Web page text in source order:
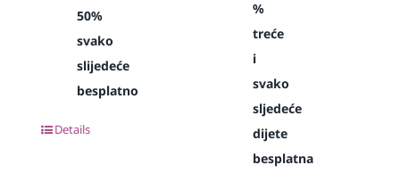
50%
svako
slijedeće
besplatno
Details
%
treće
i
svako
sljedeće
dijete
besplatna